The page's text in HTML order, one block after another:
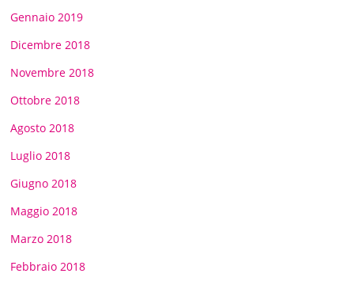
Gennaio 2019
Dicembre 2018
Novembre 2018
Ottobre 2018
Agosto 2018
Luglio 2018
Giugno 2018
Maggio 2018
Marzo 2018
Febbraio 2018